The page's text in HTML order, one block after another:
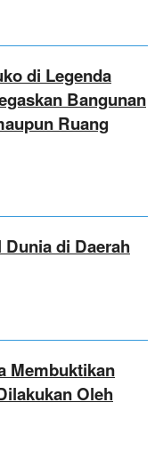
di Legenda
Bangunan
Ruang
di Daerah
Membuktikan
Oleh